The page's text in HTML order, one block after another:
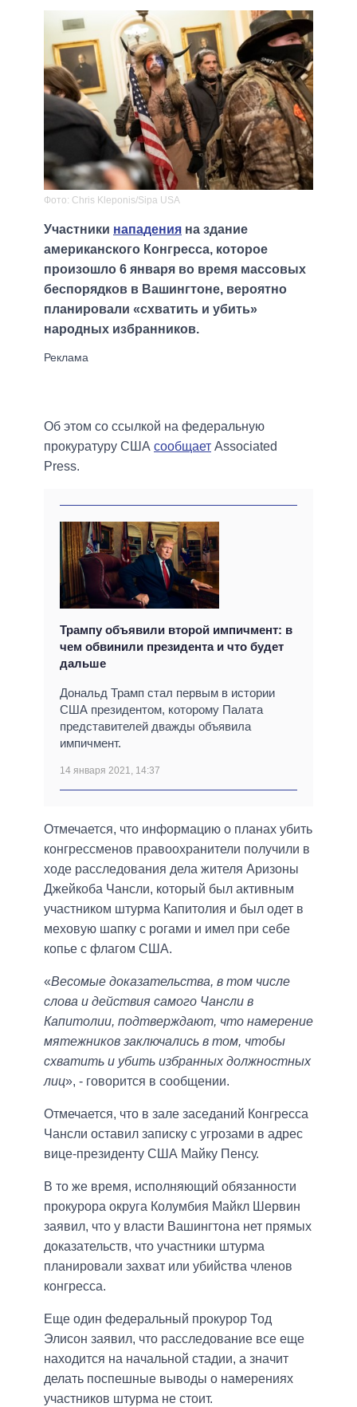
Фото: Chris Kleponis/Sipa USA
Участники нападения на здание
американского Конгресса, которое
произошло 6 января во время массовых
беспорядков в Вашингтоне, вероятно
планировали «схватить и убить»
народных избранников.
Об этом со ссылкой на федеральную
прокуратуру США сообщает Associated
Press.
Трампу объявили второй импичмент: в
чем обвинили президента и что будет
дальше
Дональд Трамп стал первым в истории
США президентом, которому Палата
представителей дважды объявила
импичмент.
14 января 2021, 14:37
Отмечается, что информацию о планах убить
конгрессменов правоохранители получили в
ходе расследования дела жителя Аризоны
Джейкоба Чансли, который был активным
участником штурма Капитолия и был одет в
меховую шапку с рогами и имел при себе
копье с флагом США.
«Весомые доказательства, в том числе
слова и действия самого Чансли в
Капитолии, подтверждают, что намерение
мятежников заключались в том, чтобы
схватить и убить избранных должностных
лиц», - говорится в сообщении.
Отмечается, что в зале заседаний Конгресса
Чансли оставил записку с угрозами в адрес
вице-президенту США Майку Пенсу.
В то же время, исполняющий обязанности
прокурора округа Колумбия Майкл Шервин
заявил, что у власти Вашингтона нет прямых
доказательств, что участники штурма
планировали захват или убийства членов
конгресса.
Еще один федеральный прокурор Тод
Элисон заявил, что расследование все еще
находится на начальной стадии, а значит
делать поспешные выводы о намерениях
участников штурма не стоит.